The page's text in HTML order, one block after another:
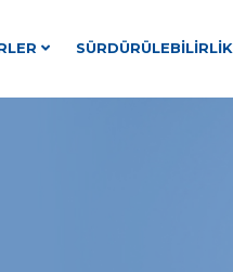
SÜRDÜRÜLEBILIRLIK